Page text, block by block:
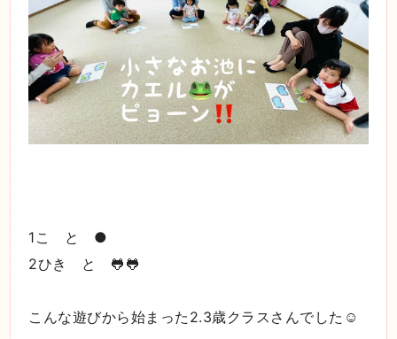
1こ と ●
2ひき と 🐸🐸
こんな遊びから始まった2.3歳クラスさんでした☺️